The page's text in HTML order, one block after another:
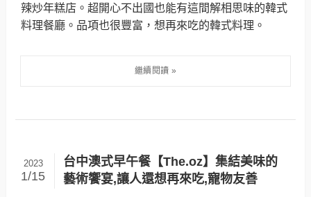
辣炒年糕店。超開心不出國也能有這間解相思味的韓式
料理餐廳。品項也很豐富，想再來吃的韓式料理。
台中澳式早午餐【The.oz】集結美味的
藝術饗宴,讓人還想再來吃,寵物友善
2023
1/15